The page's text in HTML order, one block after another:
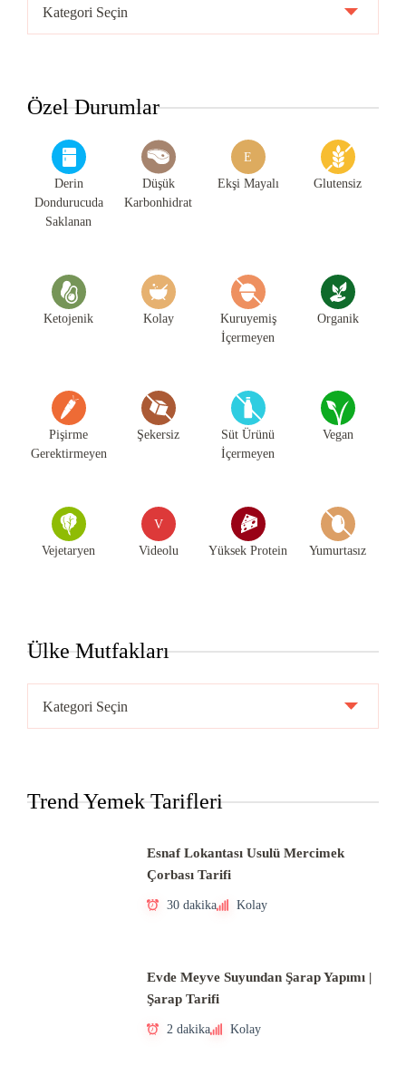
Kategorileri
Özel Durumlar
Derin
Dondurucuda
Saklanan
Düşük
Karbonhidrat
E
Ekşi Mayalı Glutensiz
Ketojenik Kolay
Kuruyemiş
İçermeyen
Organik
Pişirme
Gerektirmeyen
Şekersiz
Süt Ürünü
İçermeyen
Vegan
Vejetaryen
V
Videolu Yüksek Protein Yumurtasız
Ülke Mutfakları
Mutfakları
Trend Yemek Tarifleri
Esnaf Lokantası Usulü Mercimek
Çorbası Tarifi
30 dakika Kolay
Evde Meyve Suyundan Şarap Yapımı |
Şarap Tarifi
2 dakika Kolay